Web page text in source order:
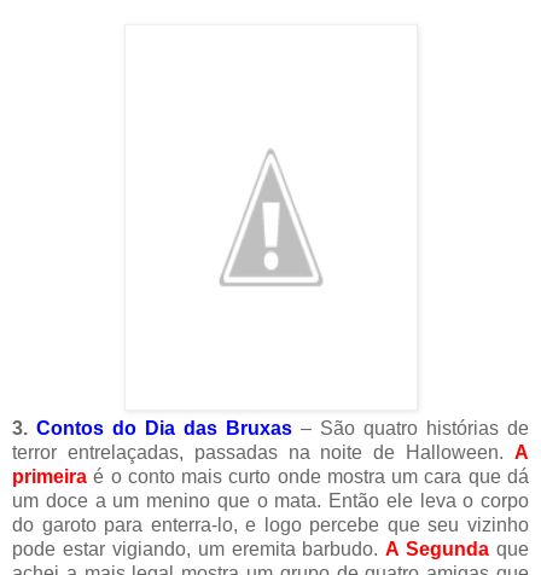
3. Contos do Dia das Bruxas – São quatro histórias de
terror entrelaçadas, passadas na noite de Halloween. A
primeiraé o conto mais curto onde mostra um cara que dá
um doce a um menino que o mata. Então ele leva o corpo
do garoto para enterra-lo, e logo percebe que seu vizinho
pode estar vigiando, um eremita barbudo.A Segunda que